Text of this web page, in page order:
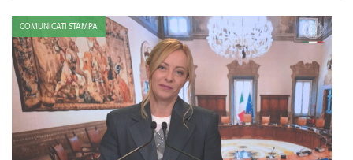
COMUNICATI STAMPA